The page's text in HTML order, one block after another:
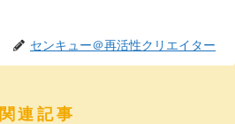
センキュー＠再活性クリエイター
関連記事